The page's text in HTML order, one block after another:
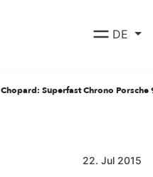
DE
Chopard: Superfast Chrono
22. Jul 2015